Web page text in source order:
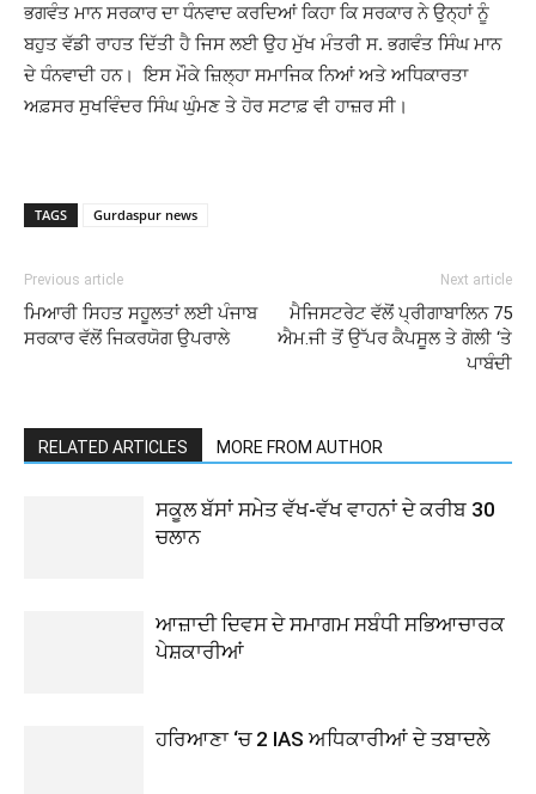
ਭਗਵੰਤ ਮਾਨ ਸਰਕਾਰ ਦਾ ਧੰਨਵਾਦ ਕਰਦਿਆਂ ਕਿਹਾ ਕਿ ਸਰਕਾਰ ਨੇ ਉਨ੍ਹਾਂ ਨੂੰ
ਬਹੁਤ ਵੱਡੀ ਰਾਹਤ ਦਿੱਤੀ ਹੈ ਜਿਸ ਲਈ ਉਹ ਮੁੱਖ ਮੰਤਰੀ ਸ. ਭਗਵੰਤ ਸਿੰਘ ਮਾਨ
ਦੇ ਧੰਨਵਾਦੀ ਹਨ। ਇਸ ਮੌਕੇ ਜ਼ਿਲ੍ਹਾ ਸਮਾਜਿਕ ‌ਨਿਆਂ ਅਤੇ ਅਧਿਕਾਰਤਾ
ਅਫ਼ਸਰ ਸੁਖਵਿੰਦਰ ਸਿੰਘ ਘੁੰਮਣ ਤੇ ਹੋਰ ਸਟਾਫ਼ ਵੀ ਹਾਜ਼ਰ ਸੀ।
TAGS Gurdaspur news
Previous article
ਮਿਆਰੀ ਸਿਹਤ ਸਹੂਲਤਾਂ ਲਈ ਪੰਜਾਬ
ਸਰਕਾਰ ਵੱਲੋਂ ਜਿਕਰਯੋਗ ਉਪਰਾਲੇ
Next article
ਮੈਜਿਸਟਰੇਟ ਵੱਲੋਂ ਪ੍ਰੀਗਾਬਾਲਿਨ 75
ਐਮ.ਜੀ ਤੋਂ ਉੱਪਰ ਕੈਪਸੂਲ ਤੇ ਗੋਲੀ ‘ਤੇ
ਪਾਬੰਦੀ
RELATED ARTICLES MORE FROM AUTHOR
ਸਕੂਲ ਬੱਸਾਂ ਸਮੇਤ ਵੱਖ-ਵੱਖ ਵਾਹਨਾਂ ਦੇ ਕਰੀਬ 30
ਚਲਾਨ
ਆਜ਼ਾਦੀ ਦਿਵਸ ਦੇ ਸਮਾਗਮ ਸਬੰਧੀ ਸਭਿਆਚਾਰਕ
ਪੇਸ਼ਕਾਰੀਆਂ
ਹਰਿਆਣਾ ‘ਚ 2 IAS ਅਧਿਕਾਰੀਆਂ ਦੇ ਤਬਾਦਲੇ